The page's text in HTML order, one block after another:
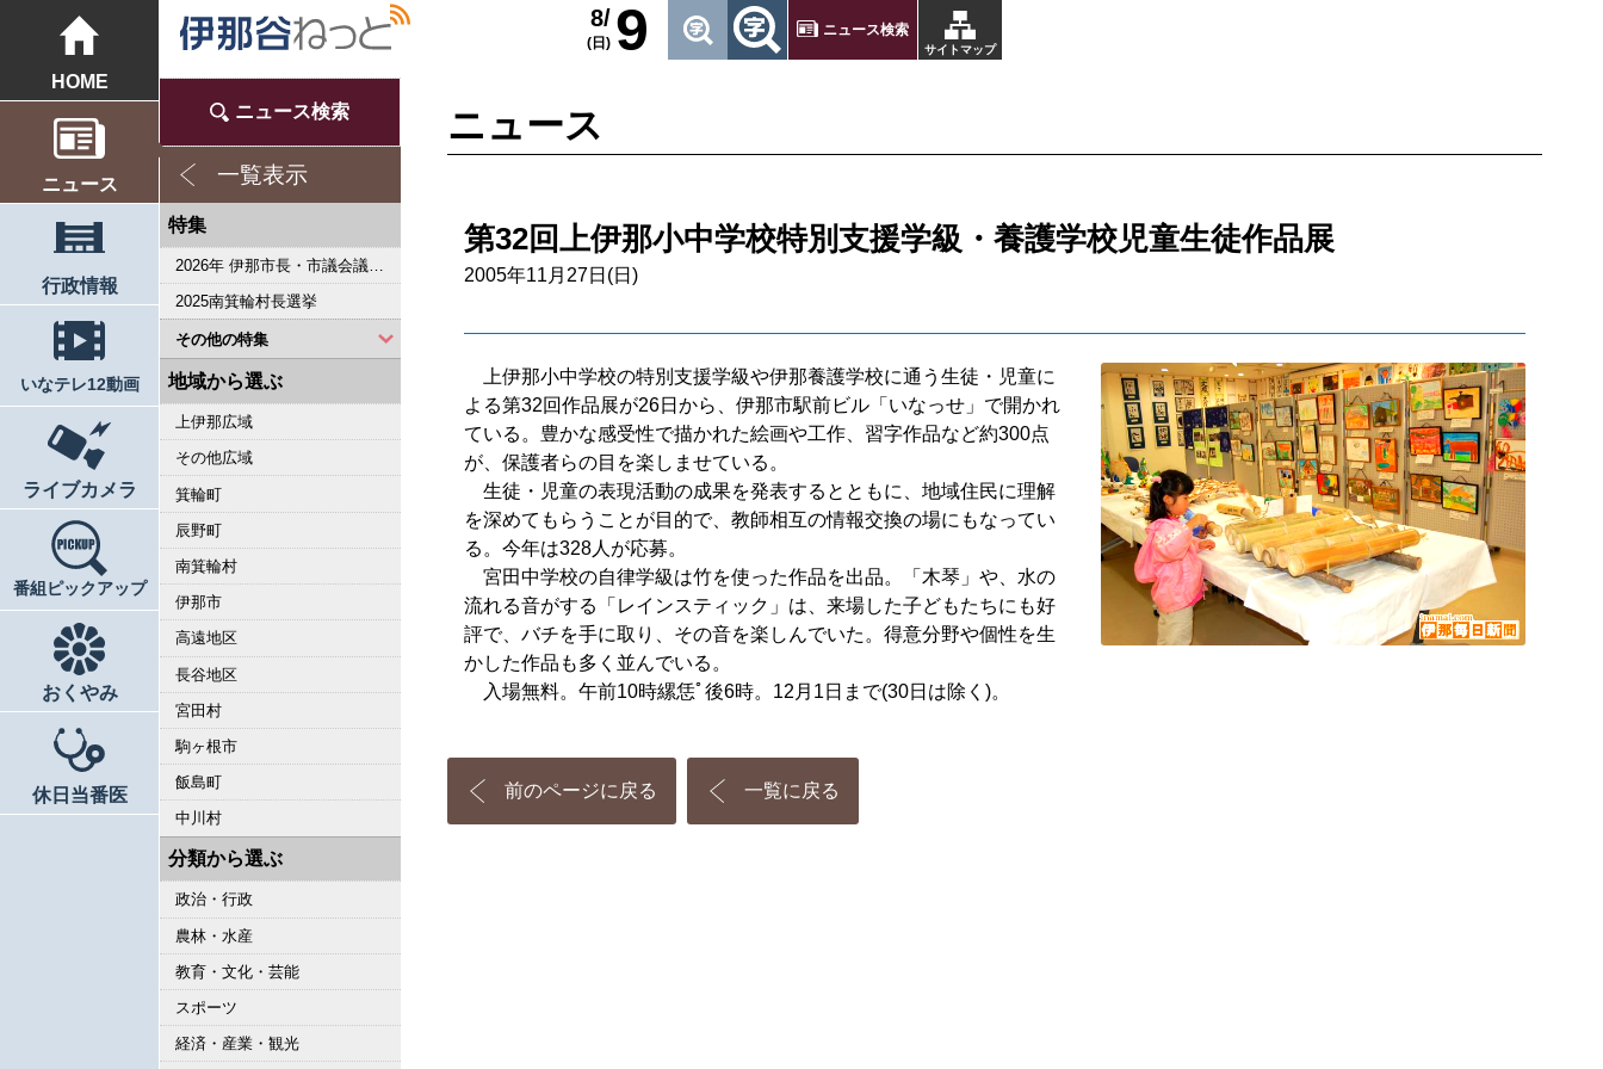
サイトマップ
ニュース検索
9
8/
(日)
HOME
ニュース
行政情報
いなテレ12動画
ライブカメラ
番組ピックアップ
おくやみ
休日当番医
ニュース検索
一覧表示
特集
2026年 伊那市長・市議会議員選挙
2025南箕輪村長選挙
その他の特集
2023県議会議員選挙
2022箕輪町長選挙
2019県議会議員選挙
2018伊那市長選・市議選
桜シリーズ2018
桜シリーズ2017
2015県議会議員選挙
2014箕輪町長選挙
2014伊那市長選・市議選
桜シリーズ2014
カメラリポート
上伊那 医師不足問題
新ごみ中間処理施設
伊那市長・市議選
朝の学舎
記者室
伊那谷1年365人
輝く経営者～その後
花ロマン
伝承 上伊那の50年
駒ヶ根市長選挙
2007年 県議会議員選挙
権兵衛トンネル開通1周年
豪雨被害
新伊那市誕生へ
伊那谷 耐震強度偽装問題
2005年衆院選
その他
地域から選ぶ
上伊那広域
その他広域
箕輪町
辰野町
南箕輪村
伊那市
高遠地区
長谷地区
宮田村
駒ヶ根市
飯島町
中川村
分類から選ぶ
政治・行政
農林・水産
教育・文化・芸能
スポーツ
経済・産業・観光
ニュース
第32回上伊那小中学校特別支援学級・養護学校児童生徒作品展
2005年11月27日(日)
上伊那小中学校の特別支援学級や伊那養護学校に通う生徒・児童に
よる第32回作品展が26日から、伊那市駅前ビル「いなっせ」で開かれ
ている。豊かな感受性で描かれた絵画や工作、習字作品など約300点
が、保護者らの目を楽しませている。
生徒・児童の表現活動の成果を発表するとともに、地域住民に理解
を深めてもらうことが目的で、教師相互の情報交換の場にもなってい
る。今年は328人が応募。
宮田中学校の自律学級は竹を使った作品を出品。「木琴」や、水の
流れる音がする「レインスティック」は、来場した子どもたちにも好
評で、バチを手に取り、その音を楽しんでいた。得意分野や個性を生
かした作品も多く並んでいる。
入場無料。午前10時縲恁ﾟ後6時。12月1日まで(30日は除く)。
前のページに戻る 一覧に戻る